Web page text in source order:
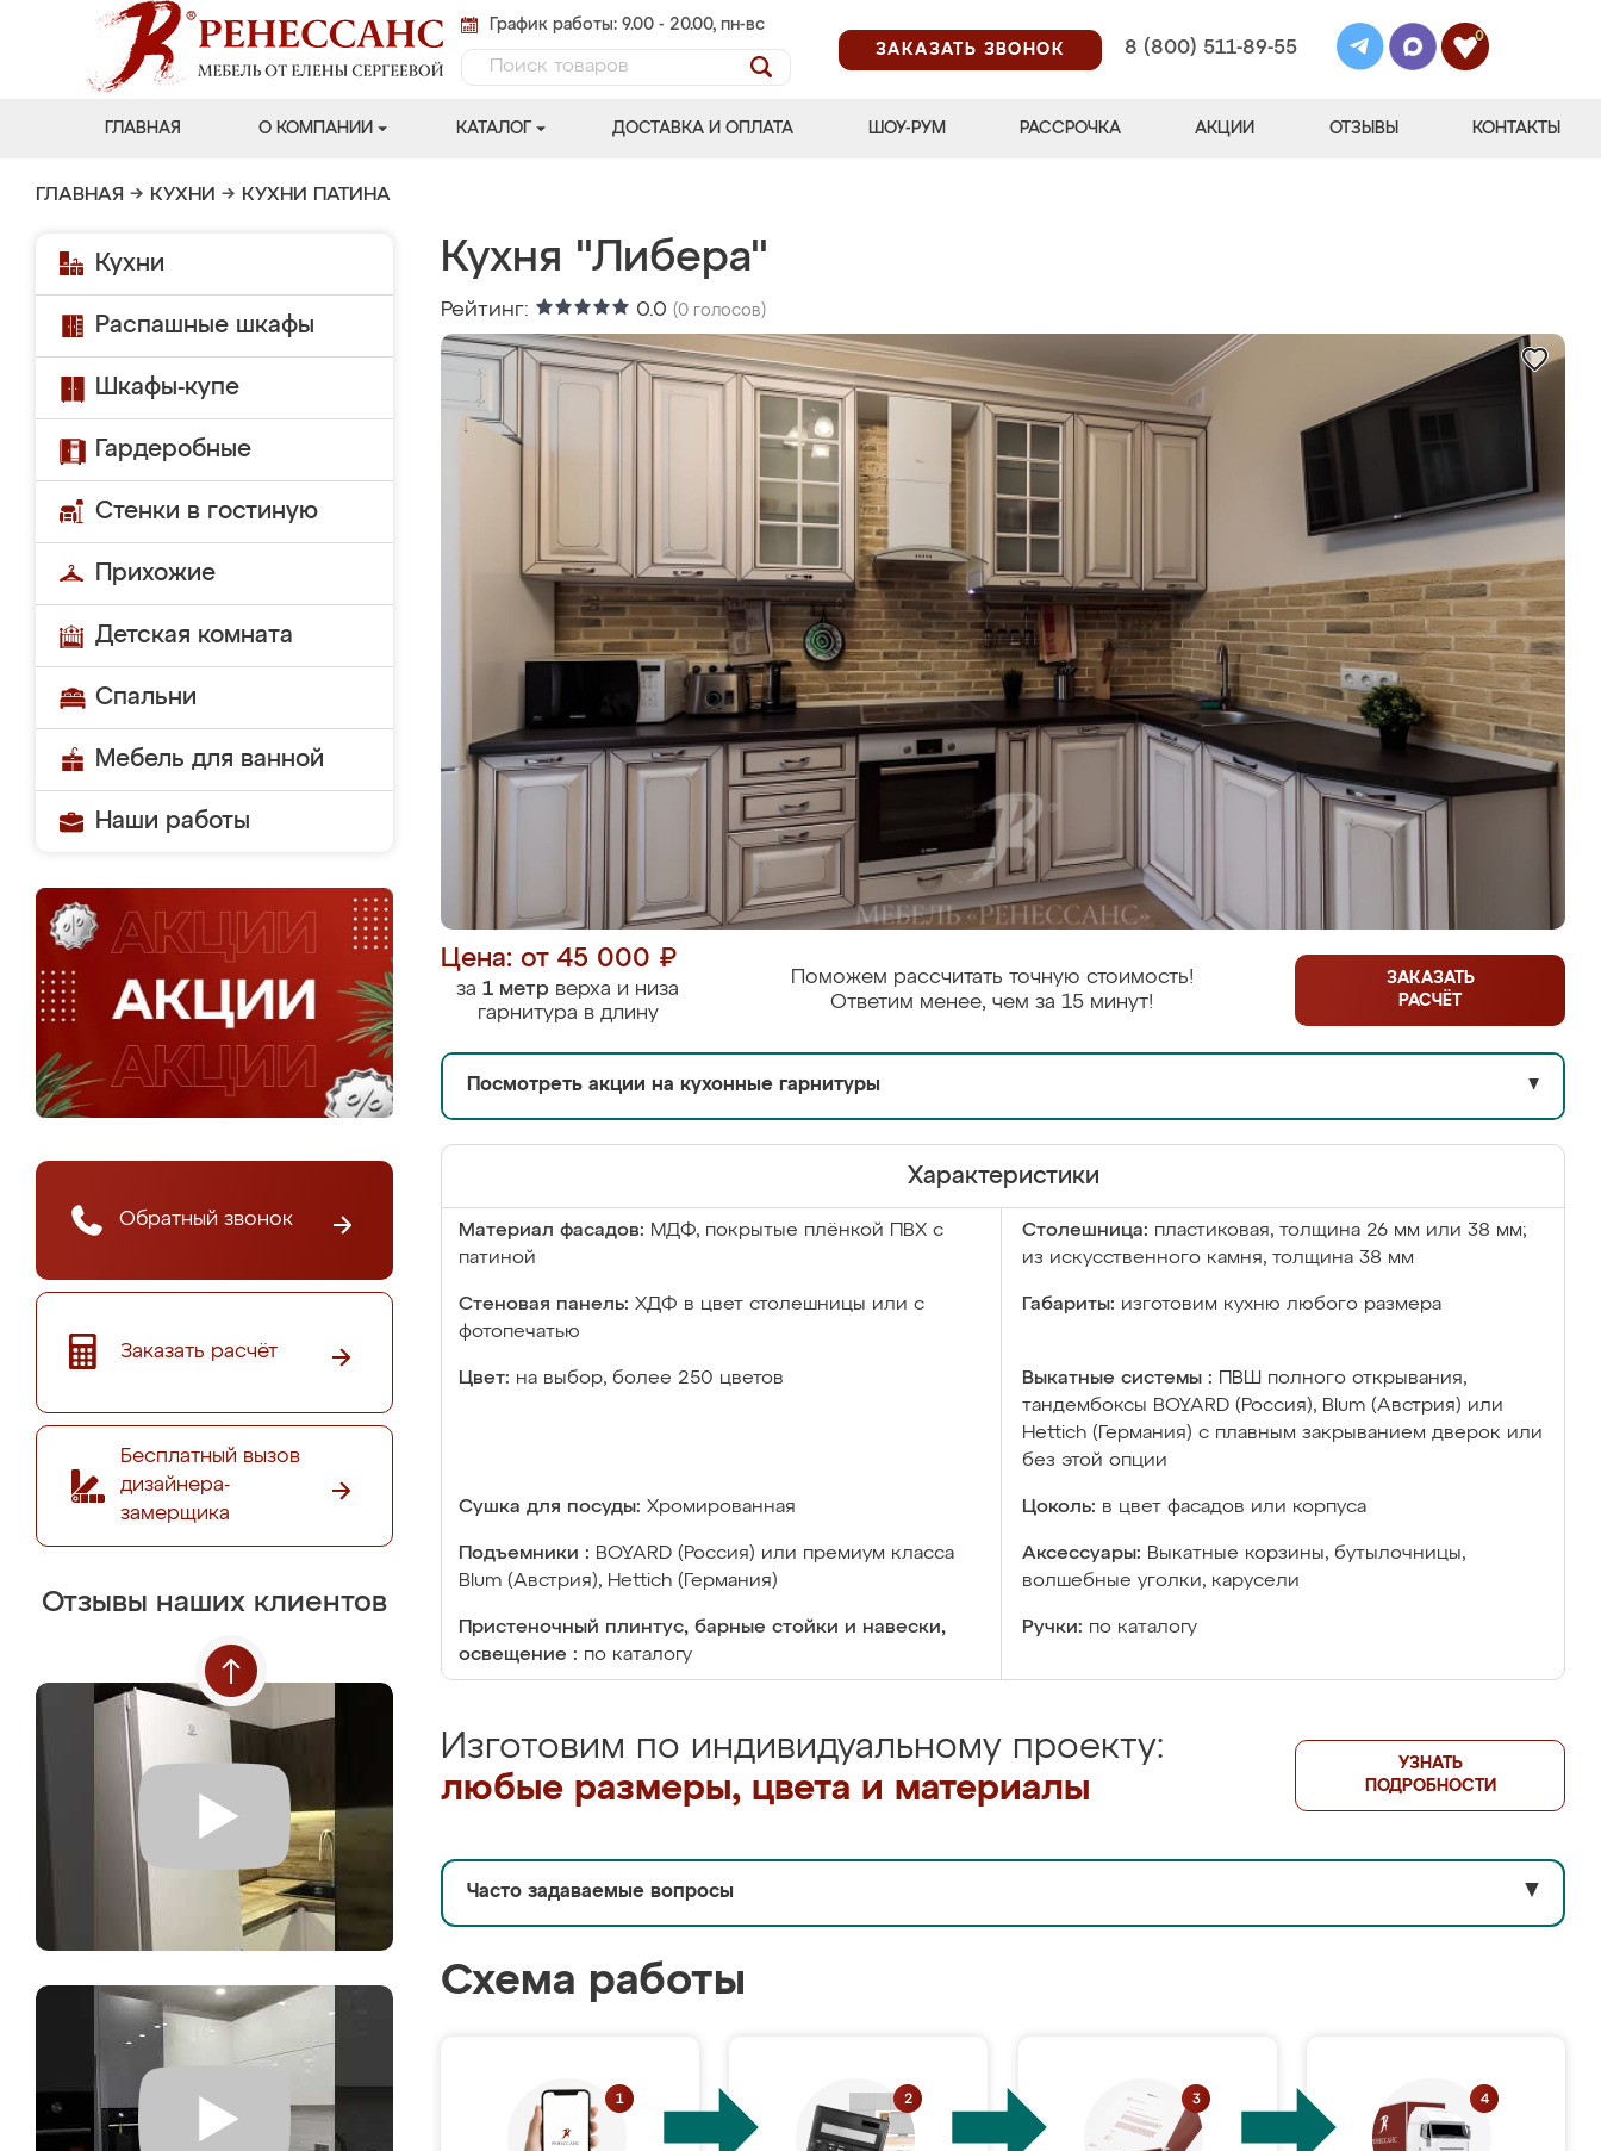
График работы: 9.00 - 20.00, пн-вс
ЗАКАЗАТЬ ЗВОНОК
8 (800) 511-89-55
0
ГЛАВНАЯ О КОМПАНИИ КАТАЛОГ ДОСТАВКА И ОПЛАТА ШОУ-РУМ РАССРОЧКА АКЦИИ ОТЗЫВЫ КОНТАКТЫ
ГЛАВНАЯ → КУХНИ → КУХНИ ПАТИНА
Кухни
Распашные шкафы
Шкафы-купе
Гардеробные
Стенки в гостиную
Прихожие
Детская комната
Спальни
Мебель для ванной
Наши работы
Обратный звонок
Заказать расчёт
Бесплатный вызов
дизайнера-
замерщика
Отзывы наших клиентов
Кухня "Либера"
Рейтинг: 0.0 (0 голосов)
Цена: от 45 000 ₽
за 1 метр верха и низа
гарнитура в длину
Поможем рассчитать точную стоимость!
Ответим менее, чем за 15 минут!
ЗАКАЗАТЬ
РАСЧЁТ
Посмотреть акции на кухонные гарнитуры ▼
Характеристики
Материал фасадов: МДФ, покрытые плёнкой ПВХ с
патиной
Столешница: пластиковая, толщина 26 мм или 38 мм;
из искусственного камня, толщина 38 мм
Стеновая панель: ХДФ в цвет столешницы или с
фотопечатью
Габариты: изготовим кухню любого размера
Цвет: на выбор, более 250 цветов Выкатные системы :
ПВШ полного открывания,
тандембоксы BOYARD (Россия), Blum (Австрия) или
Hettich (Германия) с плавным закрыванием дверок или
без этой опции
Сушка для посуды: Хромированная Цоколь: в цвет фасадов или корпуса
Подъемники : BOYARD (Россия) или премиум класса
Blum (Австрия), Hettich (Германия)
Аксессуары: Выкатные корзины, бутылочницы,
волшебные уголки, карусели
Пристеночный плинтус, барные стойки и навески,
освещение : по каталогу
Ручки: по каталогу
Изготовим по индивидуальному проекту:
любые размеры, цвета и материалы
УЗНАТЬ
ПОДРОБНОСТИ
Часто задаваемые вопросы ▼
Схема работы